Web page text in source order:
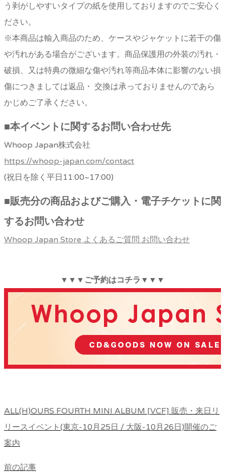
う剥がしやすいタイプの紙を使用しておりますのでご安心く
ださい。
※本商品は輸入商品のため、ケースやジャケットに若干の傷
や汚れがある場合がございます。商品保護用の外装の汚れ・
破損、又は特典の微細な傷や汚れ等商品本体に影響のない損
傷につきましては返品・ 交換は承っておりませんのであら
かじめご了承ください。
■本イベントに関するお問い合わせ先
Whoop Japan株式会社
https://whoop-japan.com/contact
(祝日を除く平日11:00~17:00)
■販売分の商品およびご購入・電子チケットに関
するお問い合わせ
Whoop Japan Store よくあるご質問 お問い合わせ
▼▼▼ご予約はコチラ▼▼▼
ALL(H)OURS FOURTH MINI ALBUM [VCF] 販売・来日リ
リースイベント(東京-10月25日 / 大阪-10月26日)開催のご
案内
前の記事